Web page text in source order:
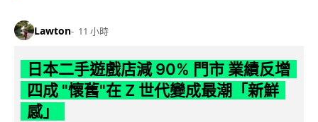
Lawton 11 小時
日本二手遊戲店減 90% 門市 業績反增
四成 "懷舊"在 Z 世代變成最潮「新鮮
感」